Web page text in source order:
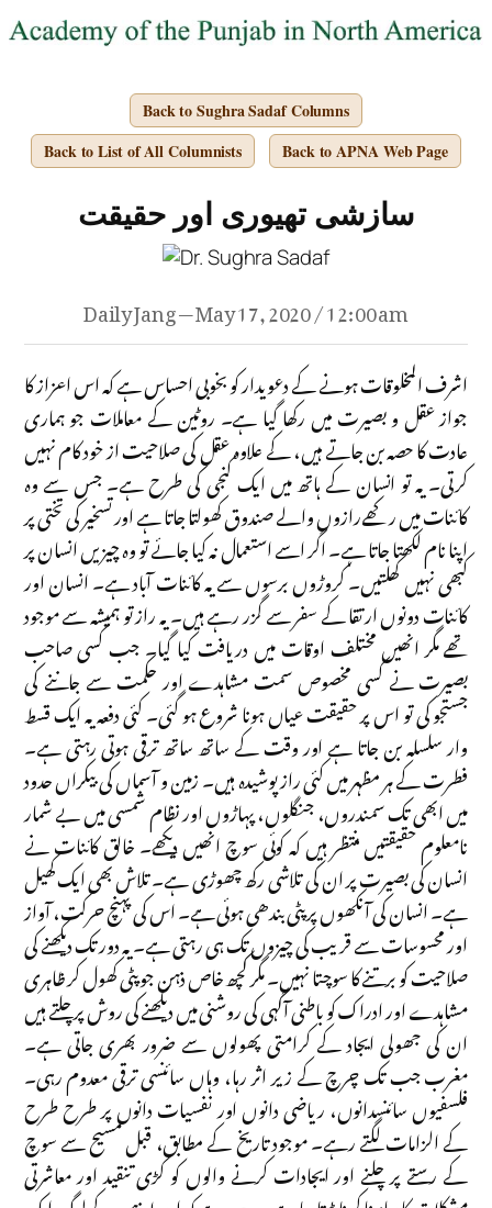
Back to Sughra Sadaf Columns
Back to List of All Columnists
Back to APNA Web Page
سازشی تھیوری اور حقیقت
Daily Jang — May 17, 2020 / 12:00 am
اشرف المخلوقات ہونے کے دعویدار کو بخوبی احساس ہے کہ اس اعزاز کا
جواز عقل و بصیرت میں رکھا گیا ہے۔ روٹین کے معاملات جو ہماری
عادت کا حصہ بن جاتے ہیں، کے علاوہ عقل کی صلاحیت از خود کام نہیں
کرتی۔ یہ تو انسان کے ہاتھ میں ایک کنجی کی طرح ہے۔ جس سے وہ
کائنات میں رکھے رازوں والے صندوق کھولتا جاتا ہے اور تسخیر کی تختی پر
اپنا نام لکھتا جاتا ہے۔ اگر اسے استعمال نہ کیا جائے تو وہ چیزیں انسان پر
کبھی نہیں کھلتیں۔ کروڑوں برسوں سے یہ کائنات آباد ہے۔ انسان اور
کائنات دونوں ارتقا کے سفر سے گزر رہے ہیں۔ یہ راز تو ہمیشہ سے موجود
تھے مگر انھیں مختلف اوقات میں دریافت کیا گیا۔ جب کسی صاحب
بصیرت نے کسی مخصوص سمت مشاہدے اور حکمت سے جاننے کی
جستجو کی تو اس پر حقیقت عیاں ہونا شروع ہو گئی۔ کئی دفعہ یہ ایک قسط
وار سلسلہ بن جاتا ہے اور وقت کے ساتھ ساتھ ترقی ہوتی رہتی ہے۔
فطرت کے ہر مظہر میں کئی راز پوشیدہ ہیں۔ زمین و آسماں کی بیکراں حدود
میں ابھی تک سمندروں، جنگلوں، پہاڑوں اور نظام شمسی میں بے شمار
نامعلوم حقیقتیں منتظر ہیں کہ کوئی سوچ انھیں دیکھے۔ خالق کائنات نے
انسان کی بصیرت پر ان کی تلاشی رکھ چھوڑی ہے۔ تلاش بھی ایک کھیل
ہے۔ انسان کی آنکھوں پر پٹی بندھی ہوئی ہے۔ اس کی پہنچ حرکت، آواز
اور محسوسات سے قریب کی چیزوں تک ہی رہتی ہے۔ یہ دور تک دیکھنے کی
صلاحیت کو برتنے کا سوچتا نہیں۔ مگر کچھ خاص ذہن جو پٹی کھول کر ظاہری
مشاہدے اور ادراک کو باطنی آگہی کی روشنی میں دیکھنے کی روش پر چلتے ہیں
ان کی جھولی ایجاد کے کرامتی پھولوں سے ضرور بھری جاتی ہے۔
مغرب جب تک چرچ کے زیر اثر رہا، وہاں سائنسی ترقی معدوم رہی۔
فلسفیوں سائنسدانوں، ریاضی دانوں اور نفسیات دانوں پر طرح طرح
کے الزامات لگتے رہے۔ موجود تاریخ کے مطابق، قبل مسیح سے سوچ
کے رستے پر چلنے اور ایجادات کرنے والوں کو کڑی تنقید اور معاشرتی